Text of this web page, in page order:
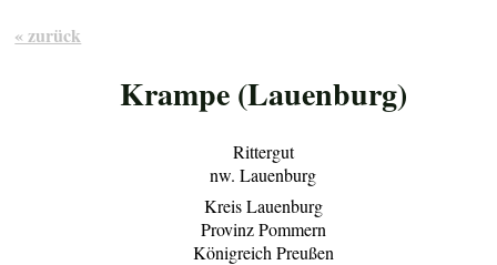
« zurück
Krampe (Lauenburg)
Rittergut
nw. Lauenburg
Kreis Lauenburg
Provinz Pommern
Königreich Preußen